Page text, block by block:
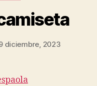
diciembre, 2023